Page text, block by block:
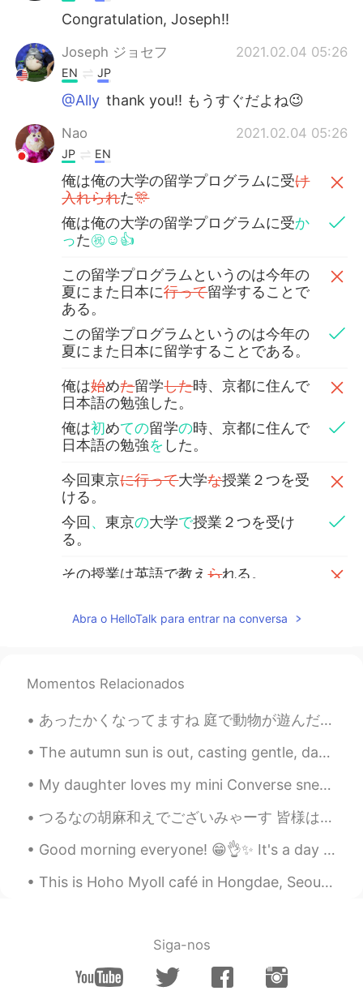
Congratulation, Joseph!!
Joseph ジョセフ 2021.02.04 05:26
EN JP
@Ally thank you!! もうすぐだよね😉
Nao 2021.02.04 05:26
JP EN
俺は俺の大学の留学プログラムに受け
入れられた🎊
俺は俺の大学の留学プログラムに受か
った㊗️☺️👍
この留学プログラムというのは今年の
夏にまた日本に行って留学することで
ある。
この留学プログラムというのは今年の
夏にまた日本に留学することである。
俺は始めた留学した時、京都に住んで
日本語の勉強した。
俺は初めての留学の時、京都に住んで
日本語の勉強を した。
今回東京に行って大学な授業２つを受
ける。
今回 、東京の大学で授業２つを受け
る。
その授業は英語で教えられる。
で教えてくれる。
だからポジティブに
もうすぐ日本に帰ら
れます。
Ally 2021.02.04 05:25
EN
ジョセフおめでとう🎊🎉😊🤙✨✨✨やった
ね！
Joseph ジョセフ 2021.02.04 05:24
とう！thank you!! 😭🙂
Shiori 2021.02.04 05:20
Abra o HelloTalk para entrar na conversa
Momentos Relacionados
あったかくなってますね 庭で動物が遊んだり、狩ったりしています。 イギリスの家々の大掃除は大体この時期に行いますよ、正月じゃなくて。 最近、炭水化物を沢山食べて、太った気がしましたが なんと、...
The autumn sun is out, casting gentle, dappled rays. The birds are chirping. The flowers are st...
My daughter loves my mini Converse sneaker keychain. She thinks her Vans are the same shoe 😄. I a...
つるなの胡麻和えでございみゃーす 皆様は、白和えか胡麻和え、どっちが好きですか？ アレックスはやっぱり白和えが一番ですなぁ。でもお豆腐さんはちょっと手に入りにくいから、今回は胡麻和えにしました...
Good morning everyone! 😁👌✨ It's a day off today, the weather is cloudy and it's a little cold ☁️...
This is Hoho Myoll café in Hongdae, Seoul. A homely café with many things collected (I guess!) by...
Siga-nos